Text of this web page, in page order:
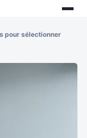
pour sélectionner